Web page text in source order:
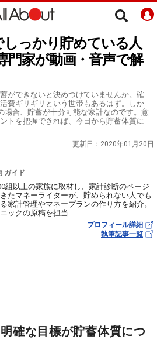
しっかり貯めている人
門家が動画・音声で解
ができないと決めつけていませんか。確
費ギリギリという世帯もあるはず。しか
場合、貯蓄が十分可能な家計なのです。意
トを把握できれば、今日から貯蓄体質に
更新日： 2020年01月20日
ガイド
組以上の家族に取材し、家計診断のページ
たマネーライターが、貯められない人でも
家計管理やマネープランの作り方を紹介。
ックの原稿を担当
プロフィール詳細
執筆記事一覧
確な目標が貯蓄体質につ